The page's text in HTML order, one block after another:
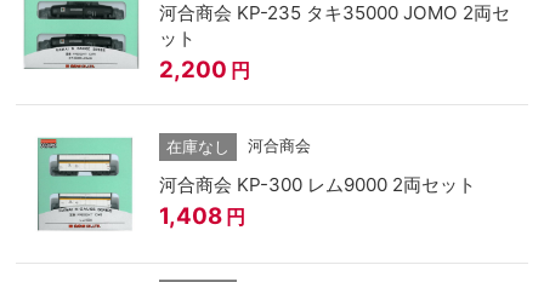
河合商会 KP-235 タキ35000 JOMO 2両セ
ット
2,200 円
在庫なし 河合商会
河合商会 KP-300 レム9000 2両セット
1,408 円